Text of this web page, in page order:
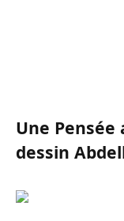
Une Pensée
dessin